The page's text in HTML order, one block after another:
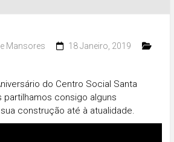
Mansores
18 Janeiro, 2019
do Centro Social Santa
partilhamos consigo alguns
construção até à atualidade.